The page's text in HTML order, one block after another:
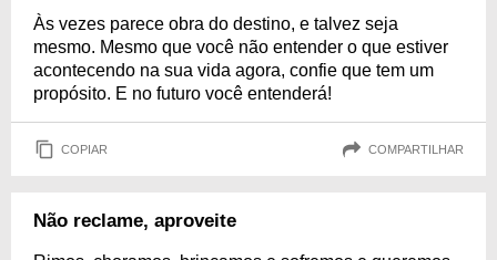
Às vezes parece obra do destino, e talvez seja
mesmo. Mesmo que você não entender o que estiver
acontecendo na sua vida agora, confie que tem um
propósito. E no futuro você entenderá!
COPIAR COMPARTILHAR
Não reclame, aproveite